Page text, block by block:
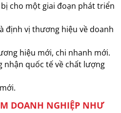
cho một giai đoạn phát triển
định vị thương hiệu về doanh
hiệu mới, chi nhanh mới.
nhận quốc tế về chất lượng
DOANH NGHIỆP NHƯ